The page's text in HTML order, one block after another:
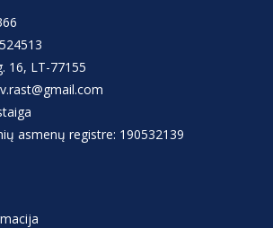
16, LT-77155
asmenų registre: 190532139